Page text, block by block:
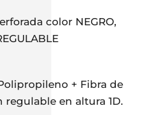
color NEGRO,
+ Fibra de
en altura 1D.